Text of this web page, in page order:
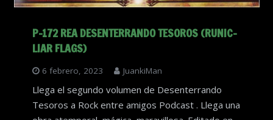
P-172 REA DESENTERRANDO TESOROS (RUNIC-
LIAR FLAGS)
6 febrero, 2023 JuankiMan
Llega el segundo volumen de Desenterrando
Tesoros a Rock entre amigos Podcast . Llega una